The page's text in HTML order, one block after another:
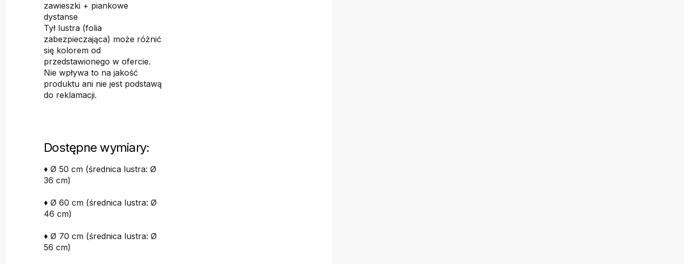
zawieszki + piankowe
dystanse
Tył lustra (folia
zabezpieczająca) może różnić
się kolorem od
przedstawionego w ofercie.
Nie wpływa to na jakość
produktu ani nie jest podstawą
do reklamacji.
Dostępne wymiary:
♦ Ø 50 cm (średnica lustra: Ø
36 cm)
♦ Ø 60 cm (średnica lustra: Ø
46 cm)
♦ Ø 70 cm (średnica lustra: Ø
56 cm)